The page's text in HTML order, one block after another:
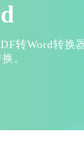
转Word转换
。